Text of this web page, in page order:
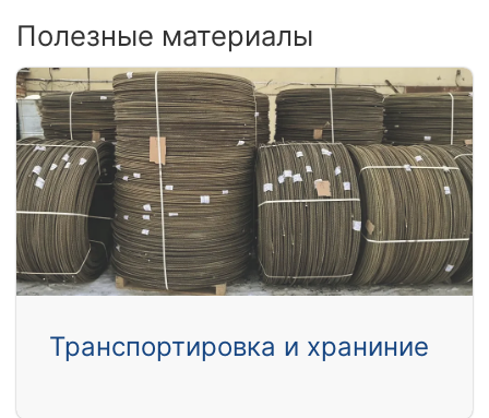
Полезные материалы
Транспортировка и храниние